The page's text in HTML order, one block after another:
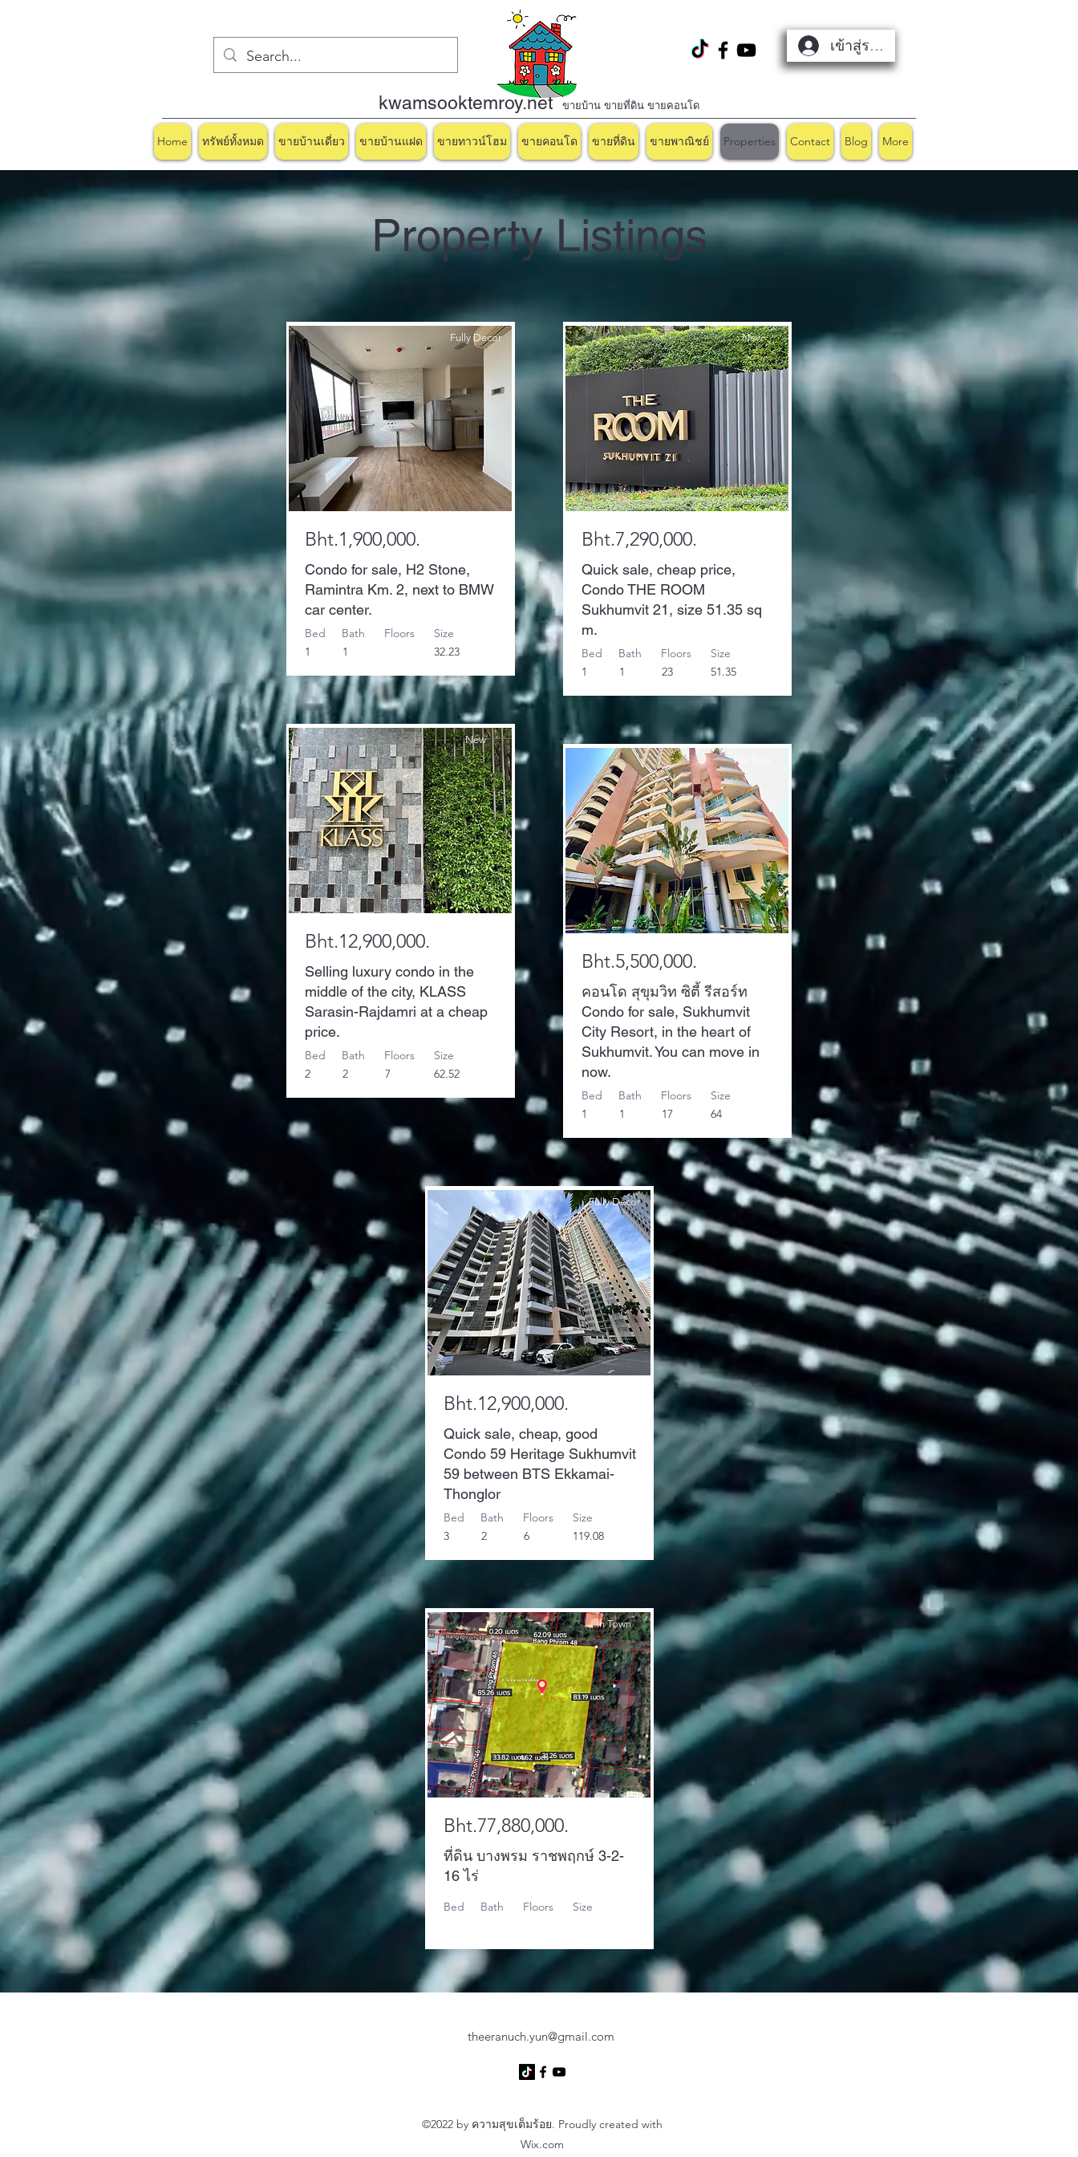
kwamsooktemroy.netขายบ้าน ขายที่ดิน ขายคอนโด
เข้าสู่ระบบ
Home ทรัพย์ทั้งหมด ขายบ้านเดี่ยว ขายบ้านแฝด ขายทาวน์โฮม ขายคอนโด ขายที่ดิน ขายพาณิชย์ Properties Contact Blog More
Property Listings
Fully Decor
Bht.1,900,000.
Condo for sale, H2 Stone,
Ramintra Km. 2, next to BMW
car center.
Bed
1
Bath
Floors
1
Size
32.23
New
Bht.12,900,000.
Selling luxury condo in the
middle of the city, KLASS
Sarasin-Rajdamri at a cheap
price.
Bed
2
Bath
Floors
2
7
Size
62.52
New
Bht.7,290,000.
Quick sale, cheap price,
Condo THE ROOM
Sukhumvit 21, size 51.35 sq
m.
Bed
1
Bath
Floors
1
23
Size
51.35
For Sale
Bht.5,500,000.
คอนโด สุขุมวิท ซิตี้ รีสอร์ท
Condo for sale, Sukhumvit
City Resort, in the heart of
Sukhumvit. You can move in
now.
Bed
1
Bath
Floors
1
17
Size
64
Fully Decor
Bht.12,900,000.
Quick sale, cheap, good
Condo 59 Heritage Sukhumvit
59 between BTS Ekkamai-
Thonglor
Bed
3
Bath
Floors
2
6
Size
119.08
In Town
Bht.77,880,000.
ที่ดิน บางพรม ราชพฤกษ์ 3-2-
16 ไร่
Bed Bath Floors Size
theeranuch.yun@gmail.com
©2022 by ความสุขเต็มร้อย. Proudly created with
Wix.com